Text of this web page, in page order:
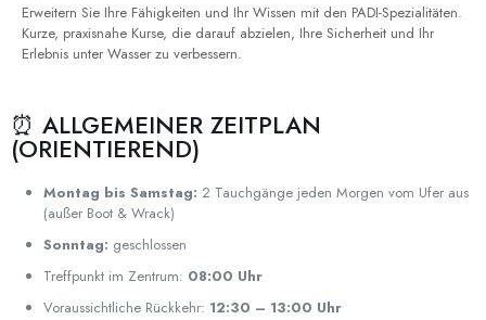
Erweitern Sie Ihre Fähigkeiten und Ihr Wissen mit den PADI-Spezialitäten.
Kurze, praxisnahe Kurse, die darauf abzielen, Ihre Sicherheit und Ihr
Erlebnis unter Wasser zu verbessern.
⏰ ALLGEMEINER ZEITPLAN
(ORIENTIEREND)
Montag bis Samstag: 2 Tauchgänge jeden Morgen vom Ufer aus
(außer Boot & Wrack)
Sonntag: geschlossen
Treffpunkt im Zentrum: 08:00 Uhr
Voraussichtliche Rückkehr: 12:30 – 13:00 Uhr